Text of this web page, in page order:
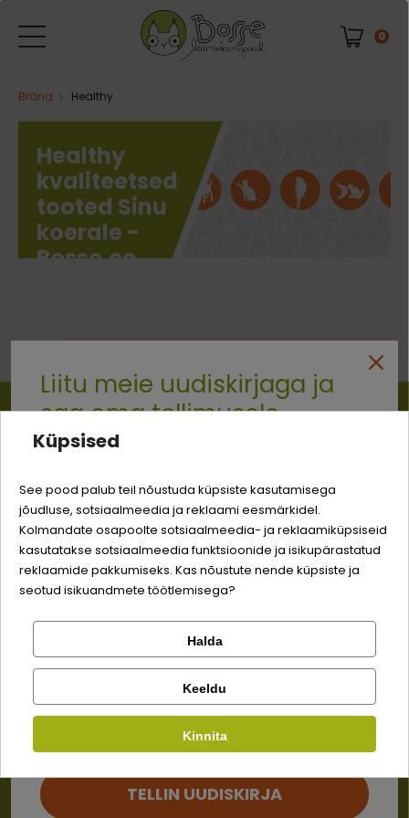
0
Bränd Healthy
Healthy
kvaliteetsed
tooted Sinu
koerale -
Bosse.ee
Ei tea, mida tellida? Võta
meiega ühendust – aitame
saaks täis!
+3725081457
8:30 - 16:30 E-R (EST, ENG)
Info
Müügitingimused
kohaletoimetamine
Tagastamine
Kontrolli tellimust
Logi sisse
Registreeru
Facebook
Google
Liitu meie uudiskirjaga ja
saa oma tellimusele
-3% soodustust
Sina ja su perekonna parim sõber väärite veel
odavamat hinda!
Lemmikloom
Kauplus
TELLIN UUDISKIRJA
Küpsised
See pood palub teil nõustuda küpsiste kasutamisega
jõudluse, sotsiaalmeedia ja reklaami eesmärkidel.
Kolmandate osapoolte sotsiaalmeedia- ja reklaamiküpsiseid
kasutatakse sotsiaalmeedia funktsioonide ja isikupärastatud
reklaamide pakkumiseks. Kas nõustute nende küpsiste ja
seotud isikuandmete töötlemisega?
Halda
Keeldu
Kinnita